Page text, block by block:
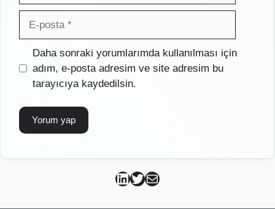
posta
İnternet
sitesi
Daha sonraki yorumlarımda kullanılması için
adım, e-posta adresim ve site adresim bu
tarayıcıya kaydedilsin.
Can Kütahya Linkedin
Can Kütahya Twitter
Can Kütahya Mail